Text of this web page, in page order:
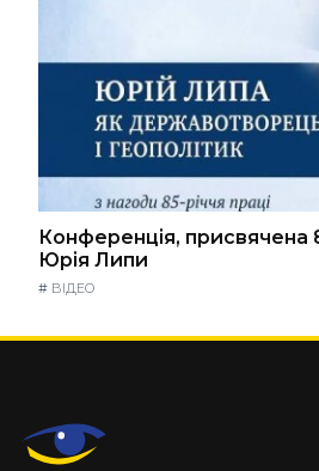
Конференція, присвячена
Юрія Липи
# ВІДЕО